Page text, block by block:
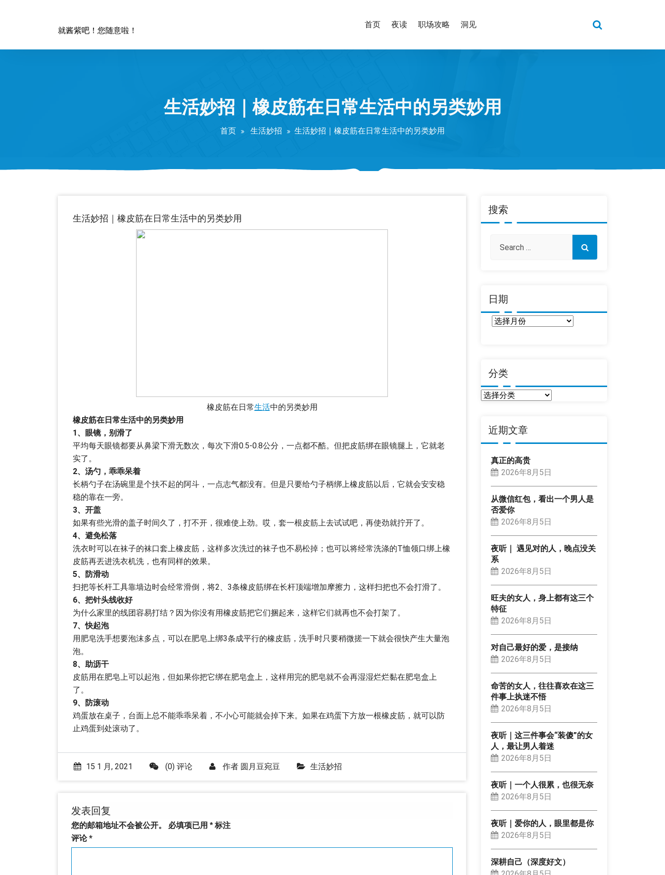
就酱紫吧！您随意啦！
首页 夜读 职场攻略 洞见
生活妙招｜橡皮筋在日常生活中的另类妙用
首页 生活妙招 生活妙招｜橡皮筋在日常生活中的另类妙用
生活妙招｜橡皮筋在日常生活中的另类妙用
橡皮筋在日常生活中的另类妙用
橡皮筋在日常生活中的另类妙用
1、眼镜，别滑了
平均每天眼镜都要从鼻梁下滑无数次，每次下滑0.5-0.8公分，一点都不酷。但把皮筋绑在眼镜腿上，它就老
实了。
2、汤勺，乖乖呆着
长柄勺子在汤碗里是个扶不起的阿斗，一点志气都没有。但是只要给勺子柄绑上橡皮筋以后，它就会安安稳
稳的靠在一旁。
3、开盖
如果有些光滑的盖子时间久了，打不开，很难使上劲。哎，套一根皮筋上去试试吧，再使劲就拧开了。
4、避免松落
洗衣时可以在袜子的袜口套上橡皮筋，这样多次洗过的袜子也不易松掉；也可以将经常洗涤的T恤领口绑上橡
皮筋再丟进洗衣机洗，也有同样的效果。
5、防滑动
扫把等长杆工具靠墙边时会经常滑倒，将2、3条橡皮筋绑在长杆顶端增加摩擦力，这样扫把也不会打滑了。
6、把针头线收好
为什么家里的线团容易打结？因为你没有用橡皮筋把它们捆起来，这样它们就再也不会打架了。
7、快起泡
用肥皂洗手想要泡沫多点，可以在肥皂上绑3条成平行的橡皮筋，洗手时只要稍微搓一下就会很快产生大量泡
泡。
8、助沥干
皮筋用在肥皂上可以起泡，但如果你把它绑在肥皂盒上，这样用完的肥皂就不会再湿湿烂烂黏在肥皂盒上
了。
9、防滚动
鸡蛋放在桌子，台面上总不能乖乖呆着，不小心可能就会掉下来。如果在鸡蛋下方放一根橡皮筋，就可以防
止鸡蛋到处滚动了。
15 1 月, 2021 (0) 评论 作者 圆月豆宛豆 生活妙招
发表回复
您的邮箱地址不会被公开。 必填项已用 * 标注
评论*
搜索
日期
分类
分
近期文章
真正的高贵
2026年8月5日
从微信红包，看出一个男人是
否爱你
2026年8月5日
夜听｜ 遇见对的人，晚点没关
系
2026年8月5日
旺夫的女人，身上都有这三个
特征
2026年8月5日
对自己最好的爱，是接纳
2026年8月5日
命苦的女人，往往喜欢在这三
件事上执迷不悟
2026年8月5日
夜听｜这三件事会“装傻”的女
人，最让男人着迷
2026年8月5日
夜听｜一个人很累，也很无奈
2026年8月5日
夜听｜爱你的人，眼里都是你
2026年8月5日
深耕自己（深度好文）